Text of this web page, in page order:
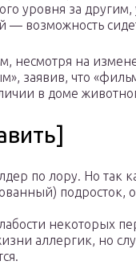
уровня за
возможность
несмотря на
заявив, что
в доме
по лору. Но так
подросток,
некоторых
аллергик, но